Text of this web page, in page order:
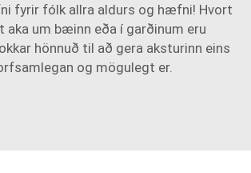
fyrir fólk allra aldurs og hæfni! Hvort
aka um bæinn eða í garðinum eru
hönnuð til að gera aksturinn eins
og mögulegt er.